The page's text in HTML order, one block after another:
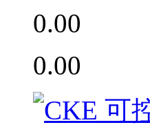
0.00
0.00